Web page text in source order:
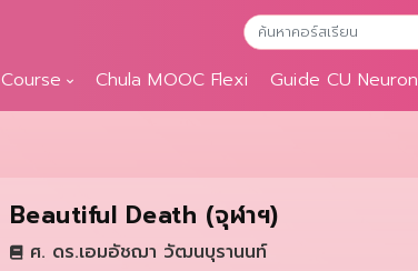
Course Chula MOOC Flexi Guide CU Neuron
Beautiful Death (จุฬาฯ)
ศ. ดร.เอมอัชฌา วัฒนบุรานนท์